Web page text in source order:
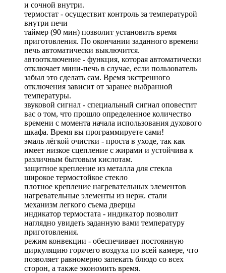
и сочной внутри.
термостат - осуществит контроль за температурой
внутри печи
таймер (90 мин) позволит установить время
приготовления. По окончании заданного времени
печь автоматически выключится.
автоотключение - функция, которая автоматически
отключает мини-печь в случае, если пользователь
забыл это сделать сам. Время экстренного
отключения зависит от заранее выбранной
температуры.
звуковой сигнал - специальный сигнал оповестит
вас о том, что прошло определенное количество
времени с момента начала использования духового
шкафа. Время вы программируете сами!
эмаль лёгкой очистки - проста в уходе, так как
имеет низкое сцепление с жирами и устойчива к
различным бытовым кислотам.
защитное крепление из металла для стекла
широкое термостойкое стекло
плотное крепление нагревательных элементов
нагревательные элементы из нерж. стали
механизм легкого съема дверцы
индикатор термостата - индикатор позволит
наглядно увидеть заданную вами температуру
приготовления.
режим конвекции - обеспечивает постоянную
циркуляцию горячего воздуха по всей камере, что
позволяет равномерно запекать блюдо со всех
сторон, а также экономить время.